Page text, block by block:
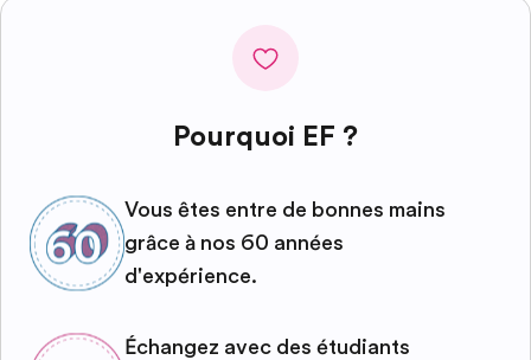
Pourquoi EF ?
Vous êtes entre de bonnes mains
grâce à nos 60 années
d'expérience.
Échangez avec des étudiants